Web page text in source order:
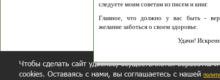
следуете моим советам из писем и книг.
Главное, что должно у вас быть -
желание заботься о своем здоровье.
Удачи!
Чтобы сделать сайт удобнее, осуществляется обработка
cookies. Оставаясь с нами, вы соглашаетесь с нашей